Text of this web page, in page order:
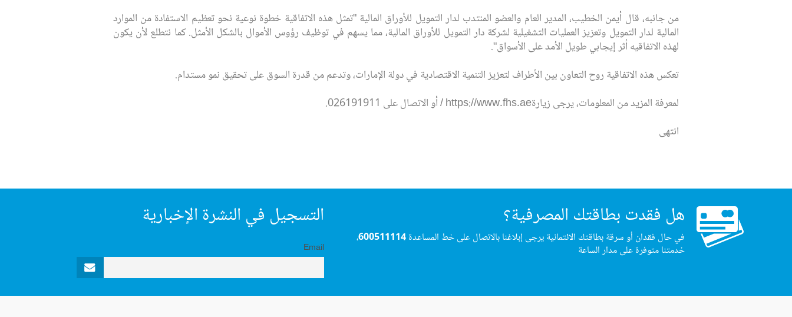
من جانبه، قال أيمن الخطيب، المدير العام والعضو المنتدب لدار التمويل للأوراق المالية "تمثل هذه الاتفاقية خطوة نوعية نحو تعظيم الاستفادة من الموارد
المالية لدار التمويل وتعزيز العمليات التشغيلية لشركة دار التمويل للأوراق المالية، مما يسهم في توظيف رؤوس الأموال بالشكل الأمثل. كما نتطلع لأن يكون
لهذه الاتفاقيه أثر إيجابي طويل الأمد على الأسواق".
تعكس هذه الاتفاقية روح التعاون بين الأطراف لتعزيز التنمية الاقتصادية في دولة الإمارات، وتدعم من قدرة السوق على تحقيق نمو مستدام.
لمعرفة المزيد من المعلومات، يرجى زيارةhttps://www.fhs.ae / أو الاتصال على 026191911.
انتهى
هل فقدت بطاقتك المصرفية؟
في حال فقدان أو سرقة بطاقتك الائتمانية يرجى إبلاغنا بالاتصال على خط المساعدة600511114،
خدمتنا متوفرة على مدار الساعة
التسجيل في النشرة الإخبارية
Email